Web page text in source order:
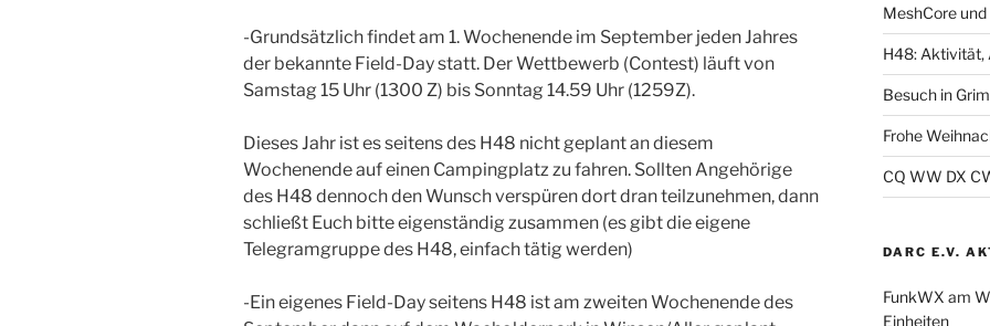
-Grundsätzlich findet am 1. Wochenende im September jeden Jahres
der bekannte Field-Day statt. Der Wettbewerb (Contest) läuft von
Samstag 15 Uhr (1300 Z) bis Sonntag 14.59 Uhr (1259Z).
Dieses Jahr ist es seitens des H48 nicht geplant an diesem
Wochenende auf einen Campingplatz zu fahren. Sollten Angehörige
des H48 dennoch den Wunsch verspüren dort dran teilzunehmen, dann
schließt Euch bitte eigenständig zusammen (es gibt die eigene
Telegramgruppe des H48, einfach tätig werden)
-Ein eigenes Field-Day seitens H48 ist am zweiten Wochenende des
MeshCore und
H48: Aktivität,
Besuch in
Frohe
CQ WW DX
DARC E.V.
FunkWX am
Einheiten